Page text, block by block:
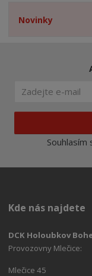
Novinky
Souhlasím
Kde nás najdete
DCK Holoubkov
Provozovny Mlečice:
Mlečice 45